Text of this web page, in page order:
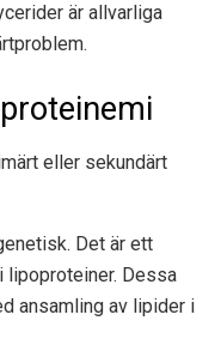
är allvarliga
eller sekundärt
Det är ett
lipoproteiner. Dessa
ansamling av lipider i